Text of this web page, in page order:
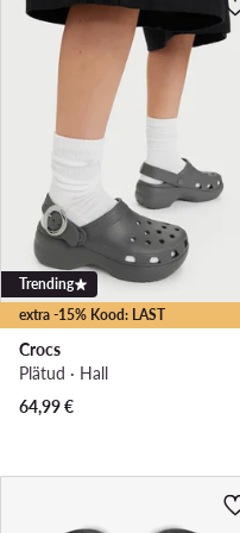
extra -15% Kood: LAST
Trending
Crocs
Plätud · Hall
64,99€